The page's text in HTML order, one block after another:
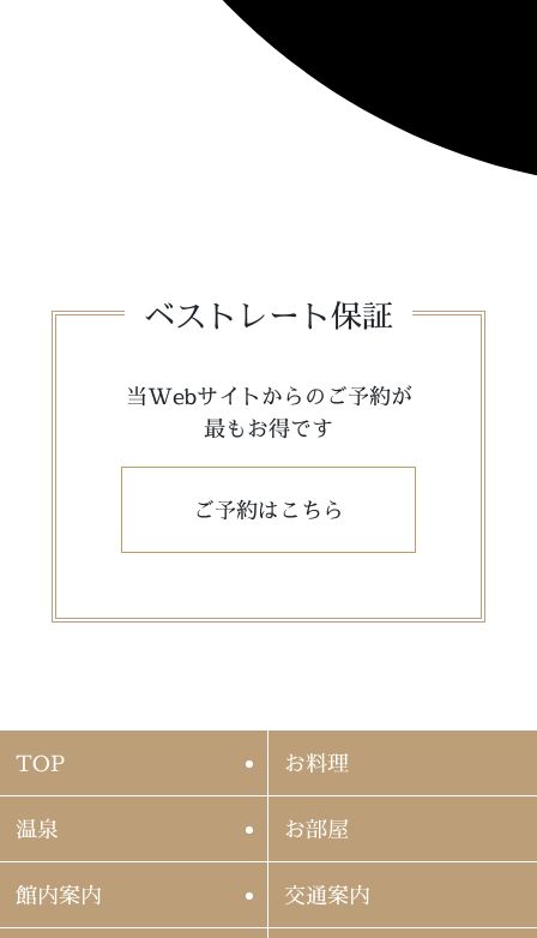
ベストレート保証
当Webサイトからのご予約が
最もお得です
ご予約はこちら
TOP お料理
温泉 お部屋
館内案内 交通案内